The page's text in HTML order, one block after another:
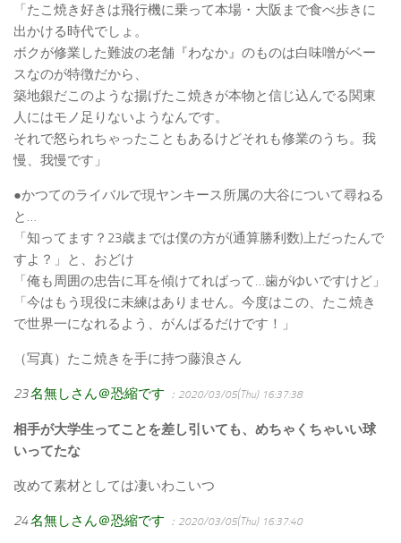
「たこ焼き好きは飛行機に乗って本場・大阪まで食べ歩きに
出かける時代でしょ。
ボクが修業した難波の老舗『わなか』のものは白味噌がベー
スなのが特徴だから、
築地銀だこのような揚げたこ焼きが本物と信じ込んでる関東
人にはモノ足りないようなんです。
それで怒られちゃったこともあるけどそれも修業のうち。我
慢、我慢です」
●かつてのライバルで現ヤンキース所属の大谷について尋ねる
と…
「知ってます？23歳までは僕の方が(通算勝利数)上だったんで
すよ？」と、おどけ
「俺も周囲の忠告に耳を傾けてればって…歯がゆいですけど」
「今はもう現役に未練はありません。今度はこの、たこ焼き
で世界一になれるよう、がんばるだけです！」
（写真）たこ焼きを手に持つ藤浪さん
23名無しさん＠恐縮です ：2020/03/05(Thu) 16:37:38
相手が大学生ってことを差し引いても、めちゃくちゃいい球
いってたな
改めて素材としては凄いわこいつ
24名無しさん＠恐縮です ：2020/03/05(Thu) 16:37:40